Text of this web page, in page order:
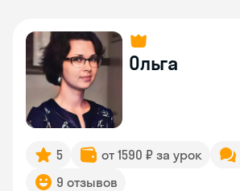
Ольга
5 от 1590 ₽ за урок
9 отзывов